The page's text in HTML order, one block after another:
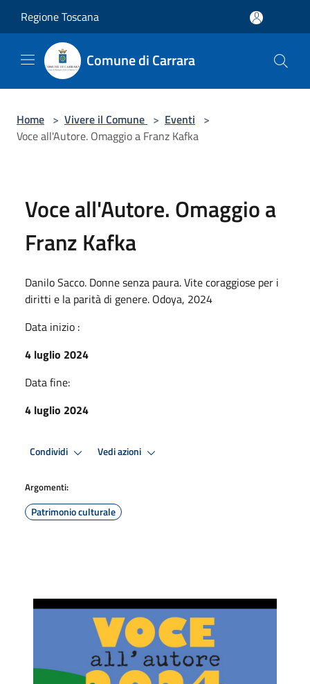
Regione Toscana
Comune di Carrara
Home > Vivere il Comune > Eventi >
Voce all'Autore. Omaggio a Franz Kafka
Voce all'Autore. Omaggio a
Franz Kafka
Danilo Sacco. Donne senza paura. Vite coraggiose per i
diritti e la parità di genere. Odoya, 2024
Data inizio :
4 luglio 2024
Data fine:
4 luglio 2024
Condividi Vedi azioni
Argomenti:
Patrimonio culturale